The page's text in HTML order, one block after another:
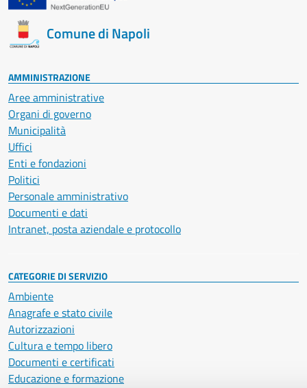
Comune di Napoli
AMMINISTRAZIONE
Aree amministrative
Organi di governo
Municipalità
Uffici
Enti e fondazioni
Politici
Personale amministrativo
Documenti e dati
Intranet, posta aziendale e protocollo
CATEGORIE DI SERVIZIO
Ambiente
Anagrafe e stato civile
Autorizzazioni
Cultura e tempo libero
Documenti e certificati
Educazione e formazione